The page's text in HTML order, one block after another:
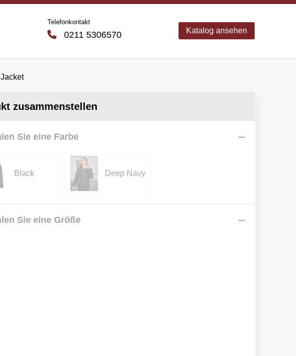
Telefonkontakt
0211 5306570 Katalog ansehen
zusammenstellen
Sie eine Farbe
Black Deep Navy
Sie eine Größe